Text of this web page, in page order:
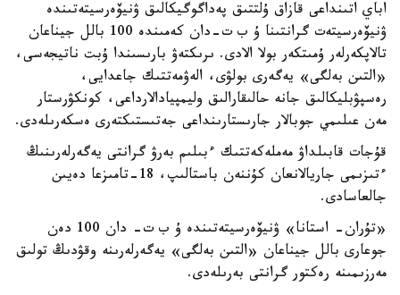
اباي اتىنداعى قازاق ۇلتتىق پەداگوگيكالىق ۋنيۆەرسيتەتىندە
ۋنيۆەرسيتەت گرانتىنا ۇ ب ت-دان كەمىندە 100 بالل جيناعان
تالاپكەرلەر ۇمىتكەر بولا الادى. ىرىكتەۋ بارىسىندا ۇبت ناتيجەسى،
«التىن بەلگى» يەگەرى بولۋى، الەۋمەتتىك جاعدايى،
رەسپۋبليكالىق جانە حالىقارالىق وليمپيادالارداعى، كونكۋرستار
مەن عىلىمي جوبالار جارىستارىنداعى جەتىستىكتەرى ەسكەرىلەدى.
قۇجات قابىلداۋ مەملەكەتتىك ءبىلىم بەرۋ گرانتى يەگەرلەرىنىڭ
ءتىزىمى جاريالانعان كۇننەن باستالىپ، 18-تامىزعا دەيىن
جالعاسادى.
«تۇران- استانا» ۋنيۆەرسيتەتىندە ۇ ب ت- دان 100 دەن
جوعارى بالل جيناعان «التىن بەلگى» يەگەرلەرىنە وقۋدىڭ تولىق
مەرزىمىنە رەكتور گرانتى بەرىلەدى.